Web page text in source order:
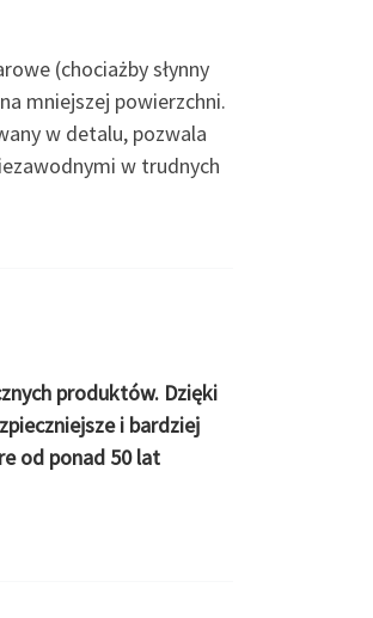
(chociażby słynny
mniejszej powierzchni.
w detalu, pozwala
w trudnych
produktów. Dzięki
i bardziej
od ponad 50 lat